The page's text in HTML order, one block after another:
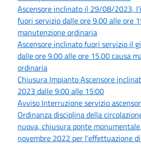
Ascensore inclinato il 29/08/2023,
fuori servizio dalle ore 9.00 alle ore
manutenzione ordinaria
Ascensore inclinato fuori servizio il
dalle ore 9.00 alle ore 15.00 causa
ordinaria
Chiusura Impianto Ascensore
2023 dalle 9:00 alle 15:00
Avviso Interruzione servizio
Ordinanza disciplina della
nuova, chiusura ponte
novembre 2022 per l’effettuazione